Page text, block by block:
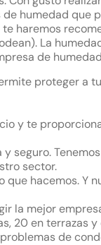
humedad que
haremos
La
de
proteger a
y te
seguro.
sector.
que hacemos. Y
la mejor
20 en terrazas
de